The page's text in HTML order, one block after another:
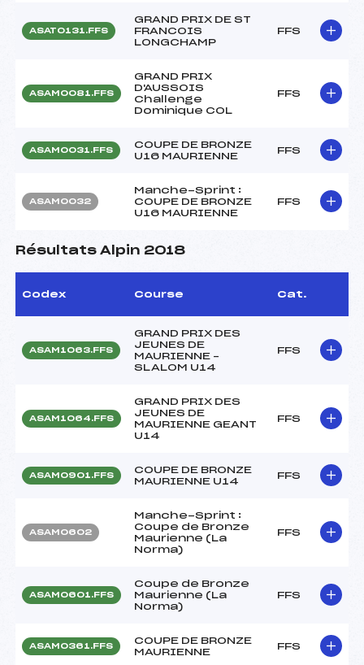
ASAT0131.FFS
GRAND PRIX DE ST
FRANCOIS
LONGCHAMP
FFS
ASAM0081.FFS
GRAND PRIX
D'AUSSOIS
Challenge
Dominique COL
FFS
ASAM0031.FFS
COUPE DE BRONZE
U16 MAURIENNE
FFS
ASAM0032
Manche-Sprint :
COUPE DE BRONZE
U16 MAURIENNE
FFS
Résultats Alpin 2018
Codex Course Cat.
ASAM1063.FFS
GRAND PRIX DES
JEUNES DE
MAURIENNE –
SLALOM U14
FFS
ASAM1064.FFS
GRAND PRIX DES
JEUNES DE
MAURIENNE GEANT
U14
FFS
ASAM0901.FFS
COUPE DE BRONZE
MAURIENNE U14
FFS
ASAM0602
Manche-Sprint :
Coupe de Bronze
Maurienne (La
Norma)
FFS
ASAM0601.FFS
Coupe de Bronze
Maurienne (La
Norma)
FFS
ASAM0361.FFS
COUPE DE BRONZE
MAURIENNE
FFS